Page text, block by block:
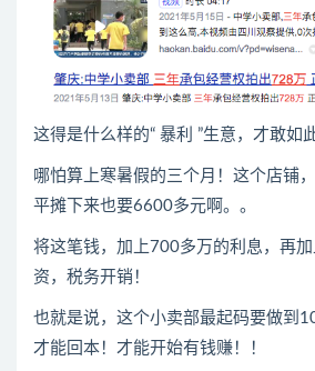
这得是什么样的“ 暴利 ”生意，才敢如
哪怕算上寒暑假的三个月！这个店铺
平摊下来也要6600多元啊。。
将这笔钱，加上700多万的利息，再
资，税务开销！
也就是说，这个小卖部最起码要做到
才能回本！才能开始有钱赚！！